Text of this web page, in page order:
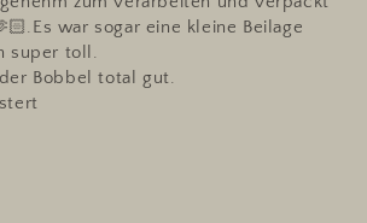
war sogar eine kleine Beilage
super toll.
Bobbel total gut.